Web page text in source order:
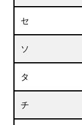
セ
ソ
タ
チ